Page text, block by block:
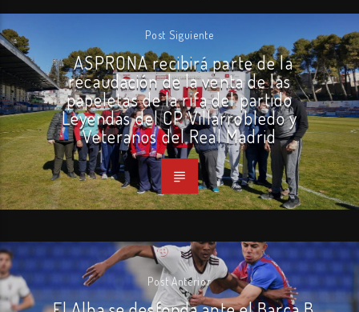
Post Siguiente
ASPRONA recibirá parte de la
recaudación de la venta de las
papeletas de la rifa del partido
Leyendas del CP Villarrobledo y
Veteranos del Real Madrid
Post Anterior